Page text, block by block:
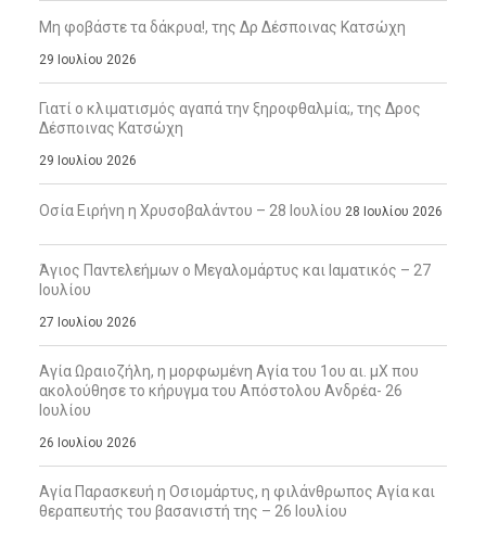
Μη φοβάστε τα δάκρυα!, της Δρ Δέσποινας Κατσώχη
29 Ιουλίου 2026
Γιατί ο κλιματισμός αγαπά την ξηροφθαλμία;, της Δρος
Δέσποινας Κατσώχη
29 Ιουλίου 2026
Οσία Ειρήνη η Χρυσοβαλάντου – 28 Ιουλίου 28 Ιουλίου 2026
Άγιος Παντελεήμων ο Μεγαλομάρτυς και Ιαματικός – 27
Ιουλίου
27 Ιουλίου 2026
Αγία Ωραιοζήλη, η μορφωμένη Αγία του 1ου αι. μΧ που
ακολούθησε το κήρυγμα του Απόστολου Ανδρέα- 26
Ιουλίου
26 Ιουλίου 2026
Αγία Παρασκευή η Οσιομάρτυς, η φιλάνθρωπος Αγία και
θεραπευτής του βασανιστή της – 26 Ιουλίου